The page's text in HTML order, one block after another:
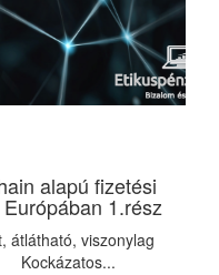
alapú fizetési
1.rész
átlátható, viszonylag
Kockázatos...